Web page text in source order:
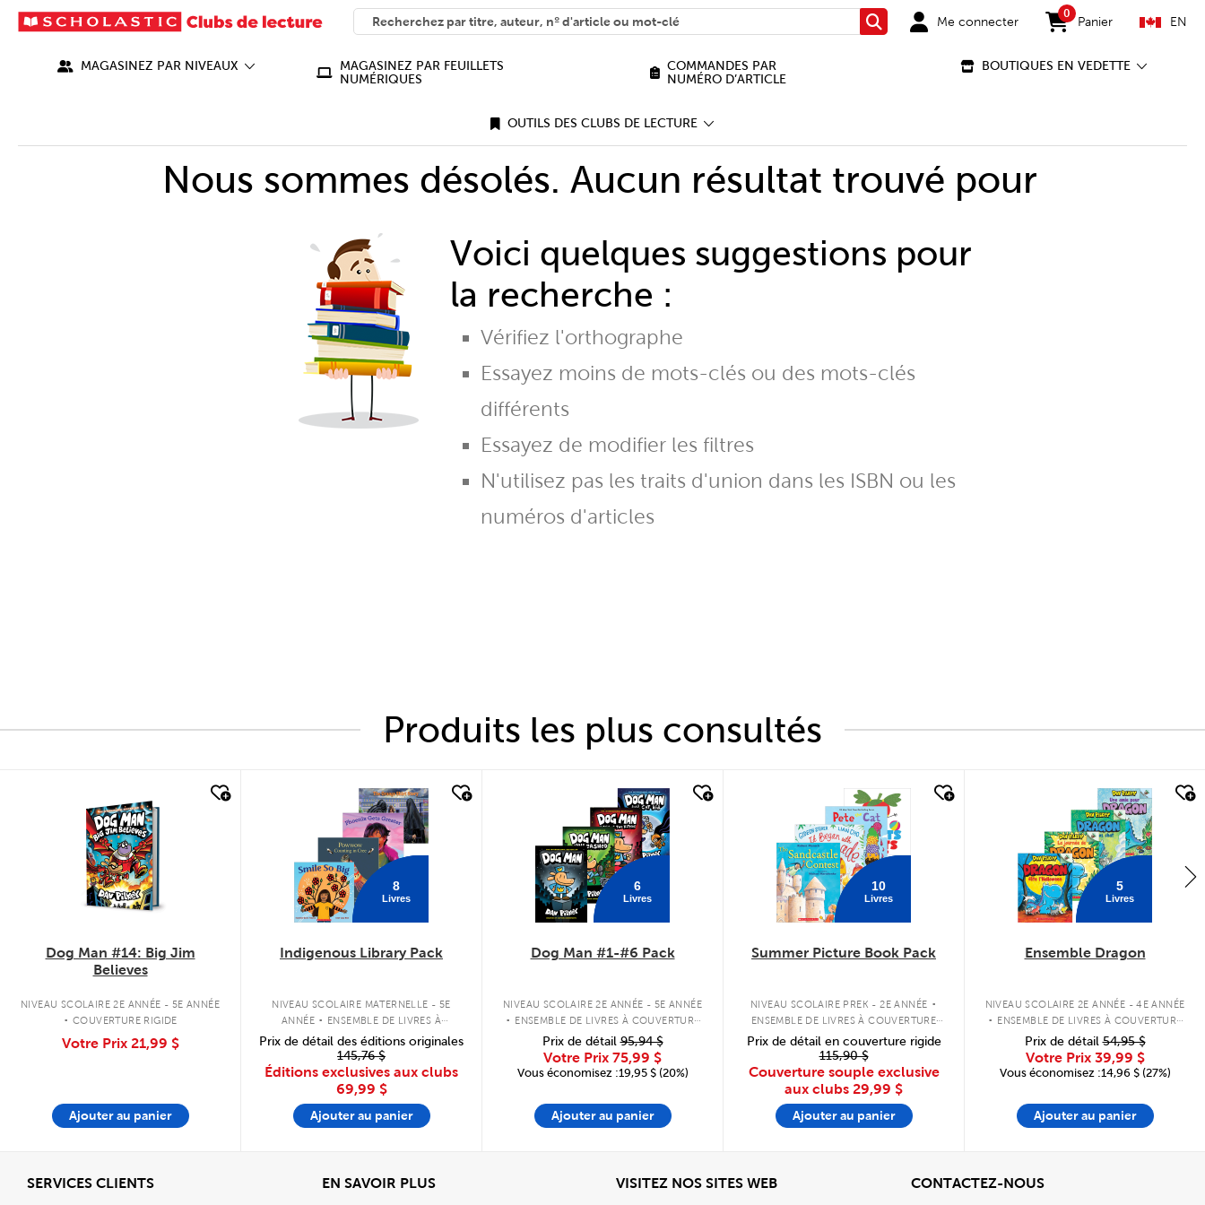
SEARCH
What can we help you find?
RechercherMe connecter
0
items in cart
Panier EN
MAGASINEZ PAR NIVEAUX
MAGASINEZ PAR FEUILLETS
NUMÉRIQUES
COMMANDES PAR
NUMÉRO D’ARTICLE
BOUTIQUES EN VEDETTE
OUTILS DES CLUBS DE LECTURE
Nous sommes désolés. Aucun résultat trouvé pour
Voici quelques suggestions pour
la recherche :
Vérifiez l'orthographe
Essayez moins de mots-clés ou des mots-clés
différents
Essayez de modifier les filtres
N'utilisez pas les traits d'union dans les ISBN ou les
numéros d'articles
Produits les plus consultés
Dog Man #14: Big Jim
Believes
NIVEAU SCOLAIRE 2E ANNÉE - 5E ANNÉE
. COUVERTURE RIGIDE
Votre Prix 21,99 $
Ajouter au panier
8
Livres
Indigenous Library Pack
NIVEAU SCOLAIRE MATERNELLE - 5E
ANNÉE . ENSEMBLE DE LIVRES À
COUVERTURE SOUPLE
Prix de détail des éditions originales
145,76 $
Éditions exclusives aux clubs
69,99 $
Ajouter au panier
6
Livres
Dog Man #1-#6 Pack
NIVEAU SCOLAIRE 2E ANNÉE - 5E ANNÉE
. ENSEMBLE DE LIVRES À COUVERTURE
RIGIDE
Prix de détail95,94 $
Votre Prix 75,99 $
Vous économisez :19,95 $ (20%)
Ajouter au panier
10
Livres
Summer Picture Book Pack
NIVEAU SCOLAIRE PREK - 2E ANNÉE .
ENSEMBLE DE LIVRES À COUVERTURE
Prix de détail en couverture rigide
115,90 $
Couverture souple exclusive
aux clubs 29,99 $
Ajouter au panier
5
Livres
Ensemble Dragon
NIVEAU SCOLAIRE 2E ANNÉE - 4E ANNÉE
. ENSEMBLE DE LIVRES À COUVERTURE
SOUPLE
Prix de détail54,95 $
Votre Prix 39,99 $
Vous économisez :14,96 $ (27%)
Ajouter au panier
SERVICES CLIENTSAfficher EN SAVOIR PLUSView VISITEZ NOS SITES WEBAfficher CONTACTEZ-NOUSView